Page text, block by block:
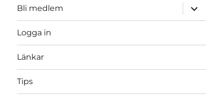
Bli medlem
Logga in
Länkar
Tips